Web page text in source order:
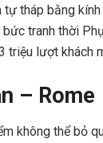
tự tháp bằng
tranh thời
triệu lượt khách
– Rome
không thể bỏ